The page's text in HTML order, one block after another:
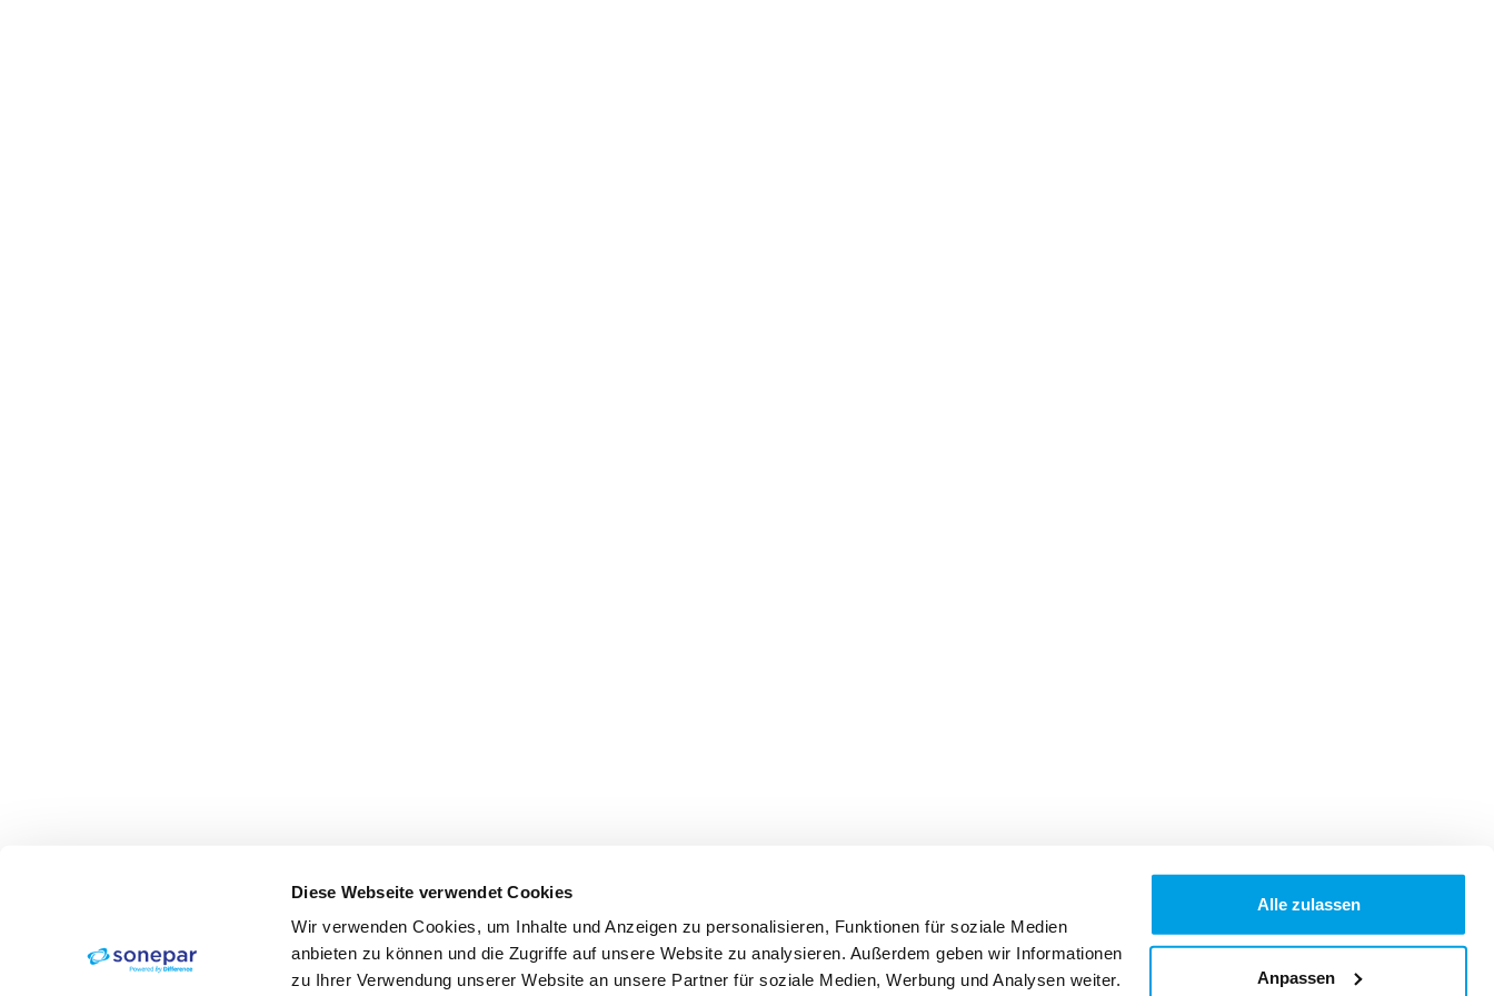
Diese Webseite verwendet Cookies
Wir verwenden Cookies, um Inhalte und Anzeigen zu personalisieren, Funktionen für soziale Medien
anbieten zu können und die Zugriffe auf unsere Website zu analysieren. Außerdem geben wir Informationen
zu Ihrer Verwendung unserer Website an unsere Partner für soziale Medien, Werbung und Analysen weiter.
Alle zulassen
Anpassen